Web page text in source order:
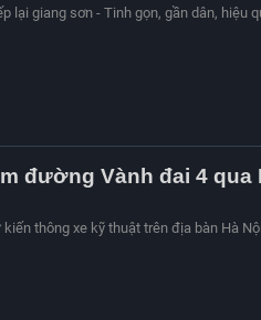
lại giang sơn - Tinh gọn, gần dân, hiệu
đường Vành đai 4 qua
thông xe kỹ thuật trên địa bàn Hà